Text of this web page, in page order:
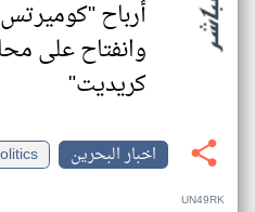
أرباح
وانفتاح على
كريديت"
اخبار البحرين
UN49RK